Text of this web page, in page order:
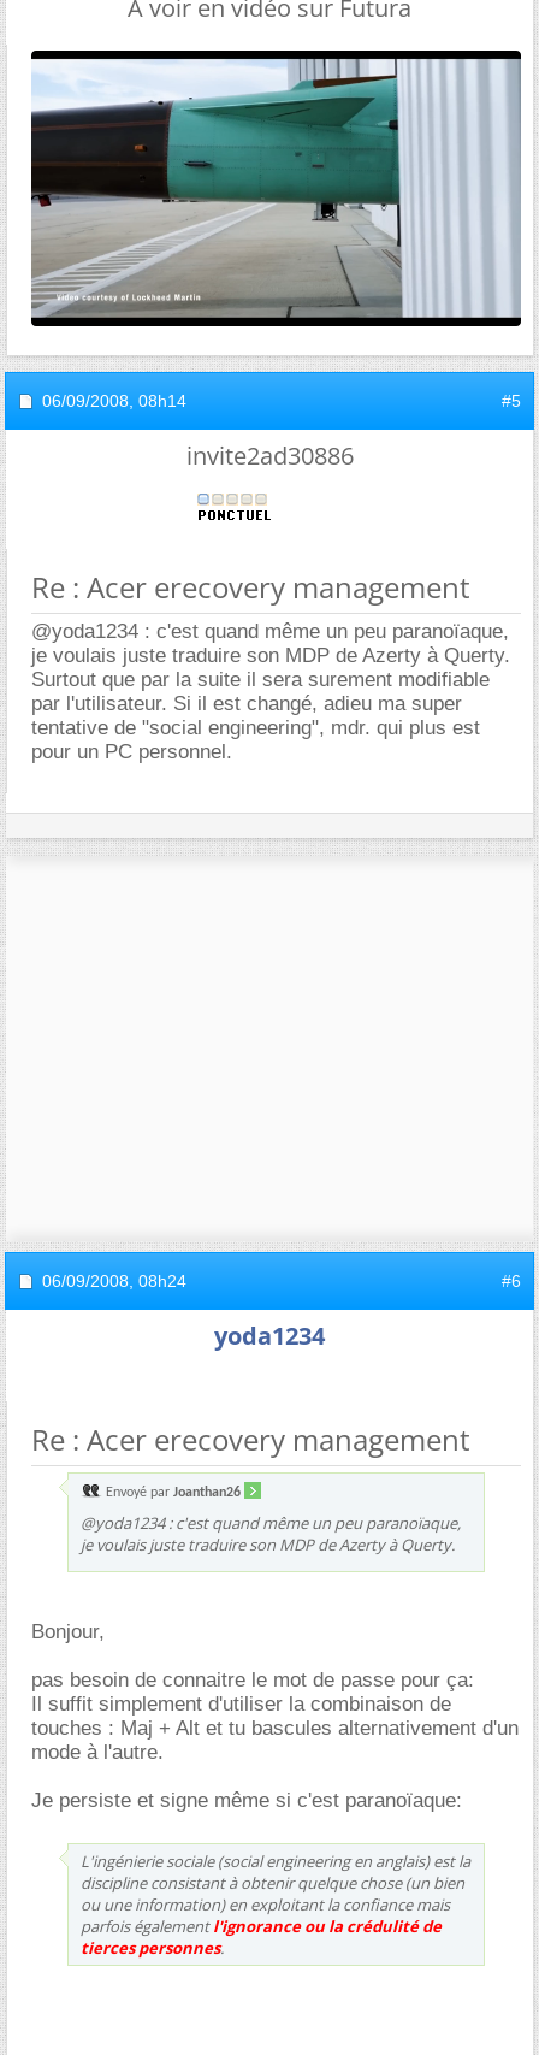
A voir en vidéo sur Futura
06/09/2008, 08h14 #5
invite2ad30886
Re : Acer erecovery management
@yoda1234 : c'est quand même un peu paranoïaque,
je voulais juste traduire son MDP de Azerty à Querty.
Surtout que par la suite il sera surement modifiable
par l'utilisateur. Si il est changé, adieu ma super
tentative de "social engineering", mdr. qui plus est
pour un PC personnel.
06/09/2008, 08h24 #6
yoda1234
Re : Acer erecovery management
Envoyé par Joanthan26
@yoda1234 : c'est quand même un peu paranoïaque,
je voulais juste traduire son MDP de Azerty à Querty.
Bonjour,
pas besoin de connaitre le mot de passe pour ça:
Il suffit simplement d'utiliser la combinaison de
touches : Maj + Alt et tu bascules alternativement d'un
mode à l'autre.
Je persiste et signe même si c'est paranoïaque:
L'ingénierie sociale (social engineering en anglais) est la
discipline consistant à obtenir quelque chose (un bien
ou une information) en exploitant la confiance mais
parfois égalementl'ignorance ou la crédulité de
tierces personnes.